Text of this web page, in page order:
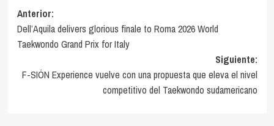
Navegación
de
entradas
Anterior:
Dell’Aquila delivers glorious finale to Roma 2026 World
Taekwondo Grand Prix for Italy
Siguiente:
F-SIÓN Experience vuelve con una propuesta que eleva el nivel
competitivo del Taekwondo sudamericano